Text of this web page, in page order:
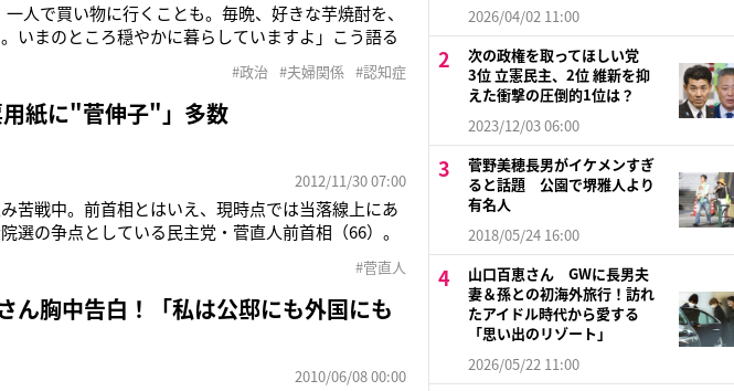
人で買い物に行くことも。毎晩、好きな芋焼酎を、
いまのところ穏やかに暮らしていますよ」こう語る
たが、今年に入り、認知症を患っていることが明らか
#政治 #夫婦関係 #認知症
紙に"菅伸子"」多数
2012/11/30 07:00
苦戦中。前首相とはいえ、現時点では当落線上にあ
選の争点としている民主党・菅直人前首相（66）。
轟沈ぶりを象徴している。そこで奮闘しているの#菅直人
胸中告白！「私は公邸にも外国にも
2010/06/08 00:00
2026/04/02 11:00
次の政権を取ってほしい党
3位 立憲民主、2位 維新を抑
えた衝撃の圧倒的1位は？
2023/12/03 06:00
菅野美穂長男がイケメンすぎ
ると話題 公園で堺雅人より
有名人
2018/05/24 16:00
山口百恵さん GWに長男夫
妻＆孫との初海外旅行！訪れ
たアイドル時代から愛する
「思い出のリゾート」
2026/05/22 11:00